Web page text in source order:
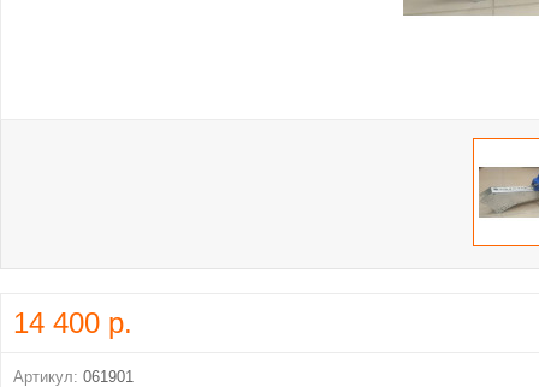
14 400 р.
Артикул: 061901